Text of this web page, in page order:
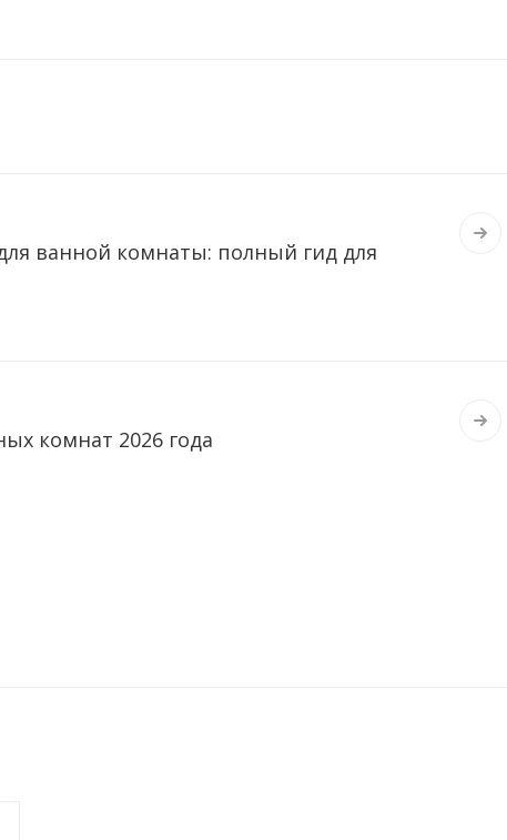
ванной комнаты: полный гид для
комнат 2026 года